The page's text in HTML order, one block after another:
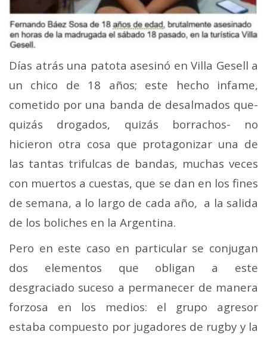
Días atrás una patota asesinó en Villa Gesell a
un chico de 18 años; este hecho infame,
cometido por una banda de desalmados que-
quizás drogados, quizás borrachos- no
hicieron otra cosa que protagonizar una de
las tantas trifulcas de bandas, muchas veces
con muertos a cuestas, que se dan en los fines
de semana, a lo largo de cada año, a la salida
de los boliches en la Argentina.
Pero en este caso en particular se conjugan
dos elementos que obligan a este
desgraciado suceso a permanecer de manera
forzosa en los medios: el grupo agresor
estaba compuesto por jugadores de rugby y la